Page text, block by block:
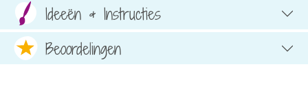
Ideeën & Instructies
Beoordelingen